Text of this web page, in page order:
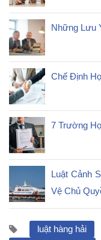
Những Lưu
Chế Định
7 Trường
Luật Cảnh
Vệ Chủ
luật hàng hải